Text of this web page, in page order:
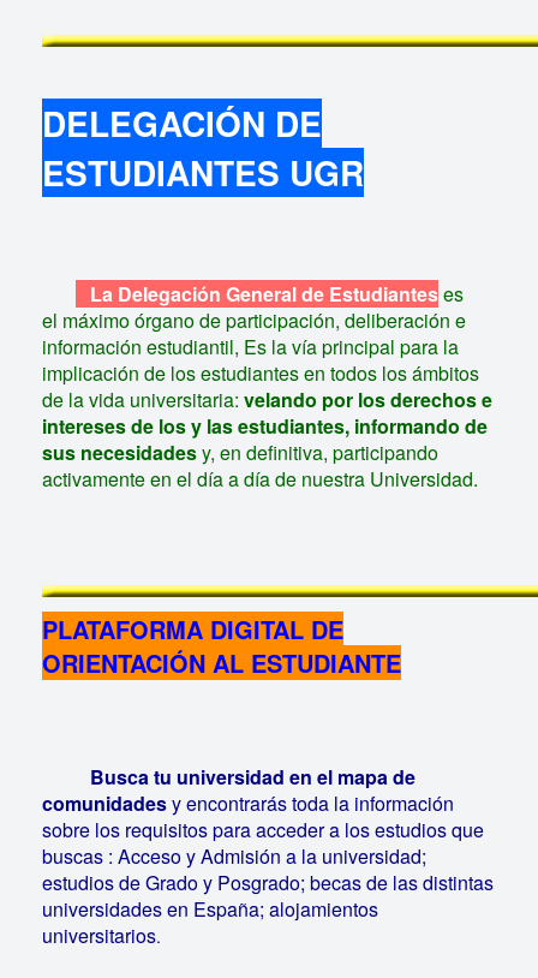
DELEGACIÓN DE
ESTUDIANTES UGR
La Delegación General de Estudianteses
el máximo órgano de participación, deliberación e
información estudiantil, Es la vía principal para la
implicación de los estudiantes en todos los ámbitos
de la vida universitaria: velando por los derechos e
intereses de los y las estudiantes, informando de
sus necesidadesy, en definitiva, participando
activamente en el día a día de nuestra Universidad.
PLATAFORMA DIGITAL DE
ORIENTACIÓN AL ESTUDIANTE
Busca tu universidad en el mapa de
comunidadesy encontrarás toda la información
sobre los requisitos para acceder a los estudios que
buscas : Acceso y Admisión a la universidad;
estudios de Grado y Posgrado; becas de las distintas
universidades en España; alojamientos
universitarios.